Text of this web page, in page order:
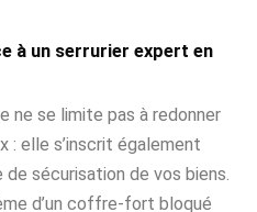
à un serrurier expert en
ne se limite pas à redonner
: elle s’inscrit également
sécurisation de vos biens.
d’un coffre-fort bloqué